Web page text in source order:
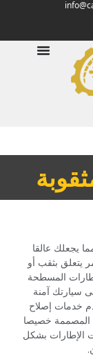
يجعلك عالقا
يتعلق بثقب أو
المسطحة
سيارتك آمنة
خدمات إصلاح
المصممة خصيصا
الإطارات بشكل